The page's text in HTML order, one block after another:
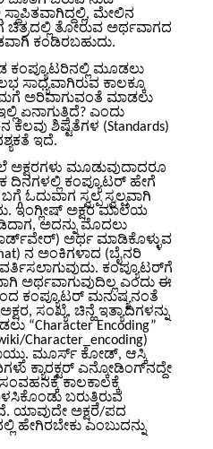
ಮೇಲಿನ
ತೋರುವ ಅರ್ಥವಾಗದ
ಕಂಡಿರಬಹುದು.
ಕಂಪ್ಯೂಟರಿನಲ್ಲಿ ಮೂಡಲು
ಸಾಧ್ಯವಾಗಿರುವ ಕಾಲಕ್ಕೂ
ಅರಿವಾಗುವಂತೆ ಮಾಡಲು
ಏನಾಗುತ್ತಿದೆ? ಎಂದು
ಶಿಷ್ಟತೆಗಳ (Standards)
ಇದೆ.
ಮೂಡುವುದಾದರೂ
ದಿನಗಳಲ್ಲಿ ಕಂಪ್ಯೂಟರ್ ಹೇಗೆ
ಓದುವಾಗ ಸ್ವಲ್ಪ ಸ್ವಲ್ಪವಾಗಿ
ಇಂಗ್ಲೀಷ್ ಅಕ್ಷರ ಮಾಲೆಯ
ಅದನ್ನು ಮೊದಲು
ಅರ್ಥ ಮಾಡಿಕೊಳ್ಳುವ
ನ ಅಂಕಿಗಳಾದ (ಬೈನರಿ
ಕಂಪ್ಯೂಟರ್‌ಗೆ
ಅರ್ಥವಾಗುವುದಿಲ್ಲ ಎಂದು ಈ
ಕಂಪ್ಯೂಟರ್ ಮನುಷ್ಯನಂತೆ
ಸಂಖ್ಯೆ, ಚಿನ್ಹೆ ಇತ್ಯಾದಿಗಳನ್ನು
“Character Encoding”
Character_encoding)
ಮೂರ್ಸ್ ಕೋಡ್, ಆಸ್ಕಿ
ಕ್ಯಾರಕ್ಟರ್ ಎನ್ಕೋಡಿಂಗ್‌ನದ್ದೇ
ಸಂವಹನಕ್ಕೆ ಕಾಲಕಾಲಕ್ಕೆ
ಬರುತ್ತಿರುವ
ಯಾವುದೇ ಅಕ್ಷರ/ಪದ
ಹೇಗಿರಬೇಕು ಎಂಬುದನ್ನು